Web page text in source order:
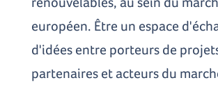
européen. Être un espace
d'idées entre porteurs de
partenaires et acteurs du